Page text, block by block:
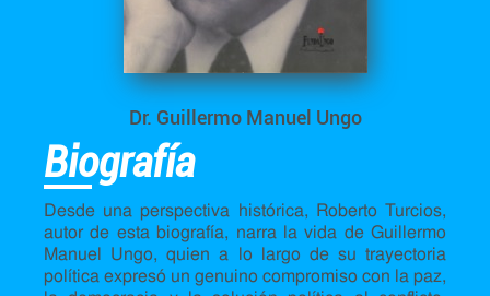
Dr. Guillermo Manuel Ungo
Biografía
Desde una perspectiva histórica, Roberto Turcios,
autor de esta biografía, narra la vida de Guillermo
Manuel Ungo, quien a lo largo de su trayectoria
política expresó un genuino compromiso con la paz,